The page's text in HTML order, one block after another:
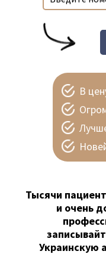
В
Тысячи
и очень
Украинскую